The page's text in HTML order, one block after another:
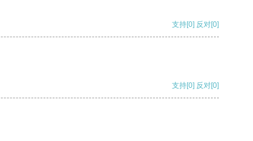
支持[0] 反对[0]
支持[0] 反对[0]